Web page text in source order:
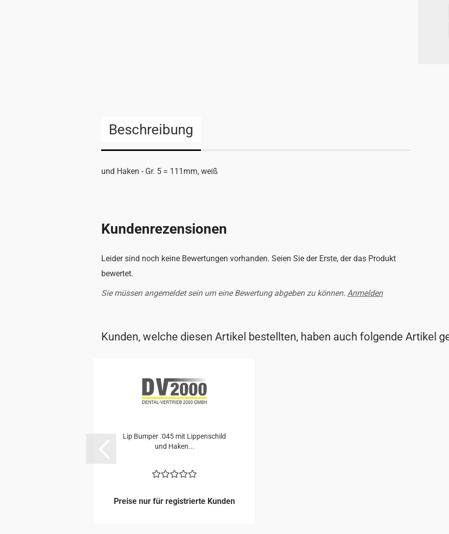
Beschreibung
und Haken - Gr. 5 = 111mm, weiß
Kundenrezensionen
Leider sind noch keine Bewertungen vorhanden. Seien Sie der Erste, der das Produkt
bewertet.
Sie müssen angemeldet sein um eine Bewertung abgeben zu können. Anmelden
Kunden, welche diesen Artikel bestellten, haben auch folgende Artikel
Lip Bum­per .045 mit Lip­pen­schild
und Haken...
Preise nur für registrierte Kunden